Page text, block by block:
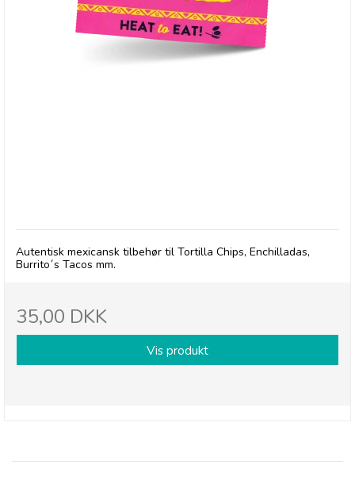
Autentisk mexicansk tilbehør til Tortilla Chips, Enchilladas,
Burrito´s Tacos mm.
35,00 DKK
Vis produkt